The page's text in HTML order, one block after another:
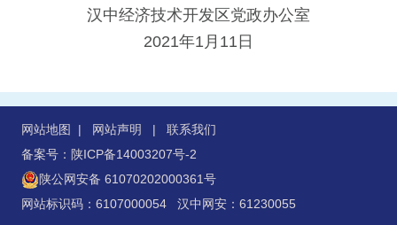
汉中经济技术开发区党政办公室
2021年1月11日
网站地图 | 网站声明 | 联系我们
备案号：陕ICP备14003207号-2
陕公网安备 61070202000361号
网站标识码：6107000054 汉中网安：61230055